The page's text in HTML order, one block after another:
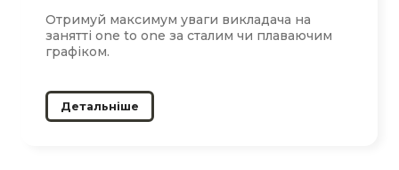
Отримуй максимум уваги викладача на
занятті one to one за сталим чи плаваючим
графіком.
Детальніше